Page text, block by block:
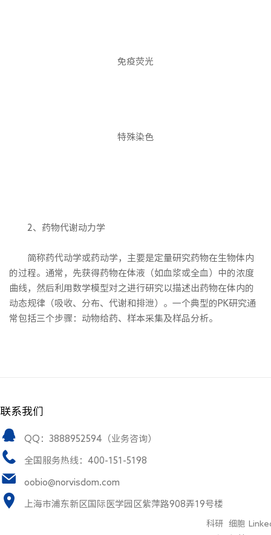
免疫荧光
特殊染色
2、药物代谢动力学
简称药代动学或药动学，主要是定量研究药物在生物体内
的过程。通常，先获得药物在体液（如血浆或全血）中的浓度
曲线，然后利用数学模型对之进行研究以描述出药物在体内的
动态规律（吸收、分布、代谢和排泄）。一个典型的PK研究通
常包括三个步骤：动物给药、样本采集及样品分析。
联系我们
QQ：3888952594（业务咨询）
全国服务热线：400-151-5198
oobio@norvisdom.com
上海市浦东新区国际医学园区紫萍路908弄19号楼
科研
细胞